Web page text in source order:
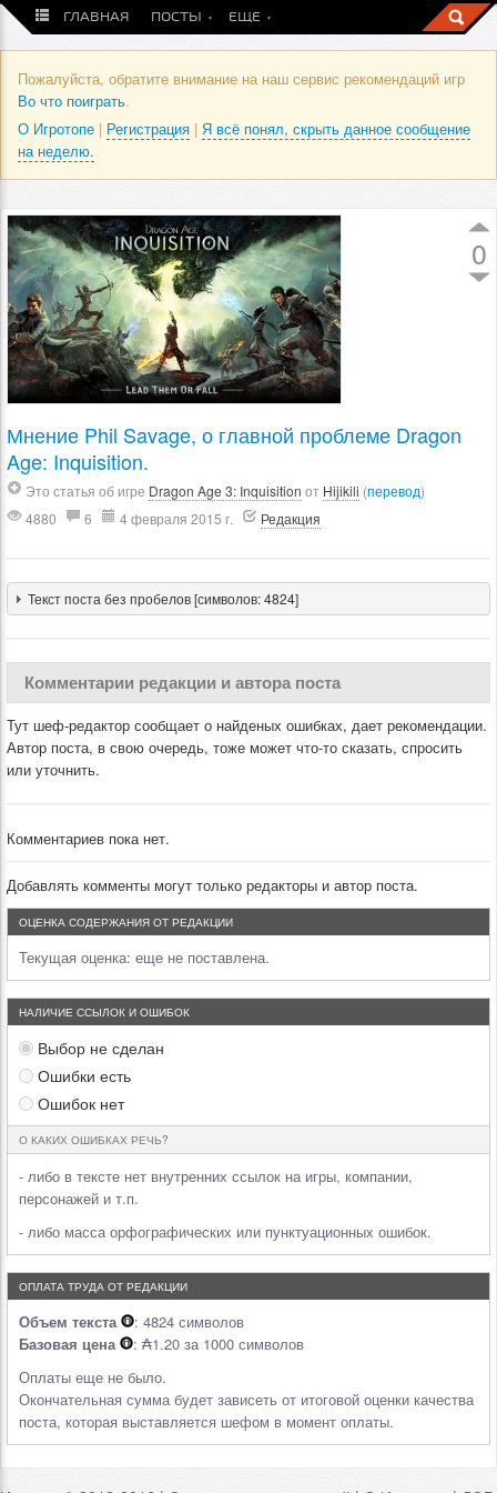
ГЛАВНАЯ ПОСТЫ ЕЩЕ
Пожалуйста, обратите внимание на наш сервис рекомендаций игр
Во что поиграть.
О Игротопе | Регистрация | Я всё понял, скрыть данное сообщение
на неделю.
0
Мнение Phil Savage, о главной проблеме Dragon
Age: Inquisition.
Это статья об игре Dragon Age 3: Inquisition от Hijikili (перевод)
4880
6 4 февраля 2015 г. Редакция
Текст поста без пробелов [символов: 4824]
Комментарии редакции и автора поста
Тут шеф-редактор сообщает о найденых ошибках, дает рекомендации.
Автор поста, в свою очередь, тоже может что-то сказать, спросить
или уточнить.
Комментариев пока нет.
Добавлять комменты могут только редакторы и автор поста.
ОЦЕНКА СОДЕРЖАНИЯ ОТ РЕДАКЦИИ
Текущая оценка: еще не поставлена.
НАЛИЧИЕ ССЫЛОК И ОШИБОК
Выбор не сделан
Ошибки есть
Ошибок нет
О КАКИХ ОШИБКАХ РЕЧЬ?
- либо в тексте нет внутренних ссылок на игры, компании,
персонажей и т.п.
- либо масса орфографических или пунктуационных ошибок.
ОПЛАТА ТРУДА ОТ РЕДАКЦИИ
Объем текста
: 4824 символов
Базовая цена
: ₳1.20 за 1000 символов
Оплаты еще не было.
Окончательная сумма будет зависеть от итоговой оценки качества
поста, которая выставляется шефом в момент оплаты.